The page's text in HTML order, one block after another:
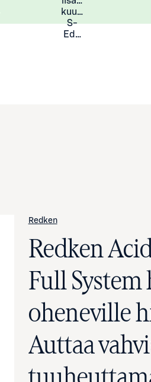
kuukauden
S-
Eduista
Redken
Redken
Full
oheneville
Auttaa